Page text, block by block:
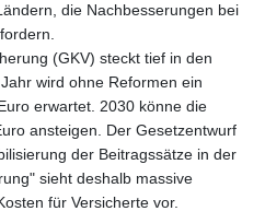
die Nachbesserungen bei
(GKV) steckt tief in den
wird ohne Reformen ein
erwartet. 2030 könne die
ansteigen. Der Gesetzentwurf
der Beitragssätze in der
sieht deshalb massive
für Versicherte vor.